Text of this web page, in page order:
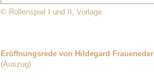
© Rollenspiel I und II, Vorlage
Eröffnungsrede von Hildegard Fraueneder
(Auszug)